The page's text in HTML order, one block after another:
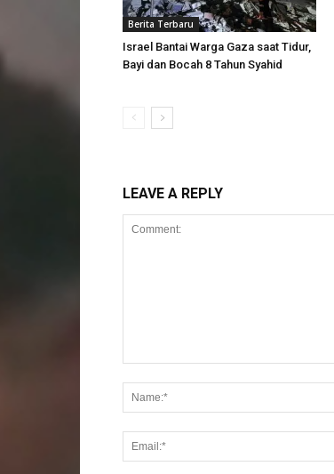
Berita Terbaru
Israel Bantai Warga Gaza saat Tidur,
Bayi dan Bocah 8 Tahun Syahid
LEAVE A REPLY